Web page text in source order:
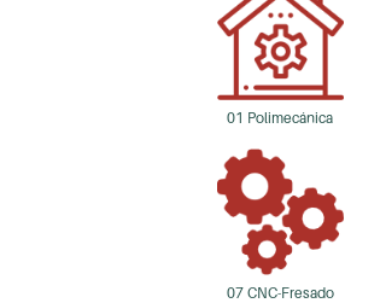
01 Polimecánica
07 CNC-Fresado